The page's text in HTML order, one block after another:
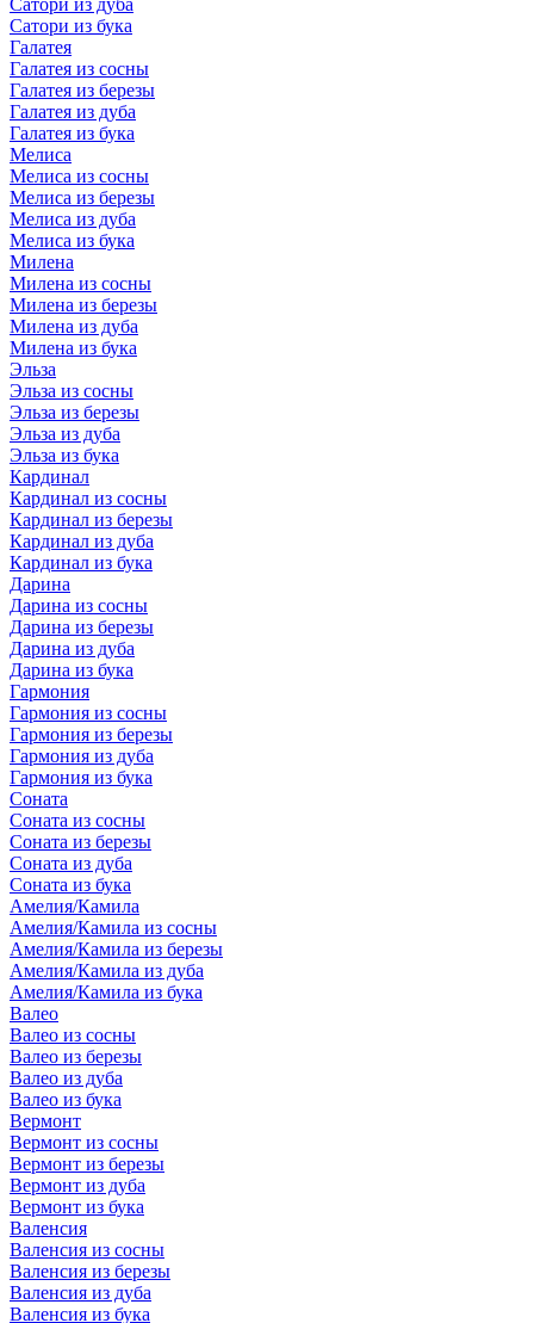
Сатори из дуба
Сатори из бука
Галатея
Галатея из сосны
Галатея из березы
Галатея из дуба
Галатея из бука
Мелиса
Мелиса из сосны
Мелиса из березы
Мелиса из дуба
Мелиса из бука
Милена
Милена из сосны
Милена из березы
Милена из дуба
Милена из бука
Эльза
Эльза из сосны
Эльза из березы
Эльза из дуба
Эльза из бука
Кардинал
Кардинал из сосны
Кардинал из березы
Кардинал из дуба
Кардинал из бука
Дарина
Дарина из сосны
Дарина из березы
Дарина из дуба
Дарина из бука
Гармония
Гармония из сосны
Гармония из березы
Гармония из дуба
Гармония из бука
Соната
Соната из сосны
Соната из березы
Соната из дуба
Соната из бука
Амелия/Камила
Амелия/Камила из сосны
Амелия/Камила из березы
Амелия/Камила из дуба
Амелия/Камила из бука
Валео
Валео из сосны
Валео из березы
Валео из дуба
Валео из бука
Вермонт
Вермонт из сосны
Вермонт из березы
Вермонт из дуба
Вермонт из бука
Валенсия
Валенсия из сосны
Валенсия из березы
Валенсия из дуба
Валенсия из бука